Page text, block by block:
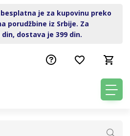
je za kupovinu preko
porudžbine iz Srbije. Za
dostava je 399 din.